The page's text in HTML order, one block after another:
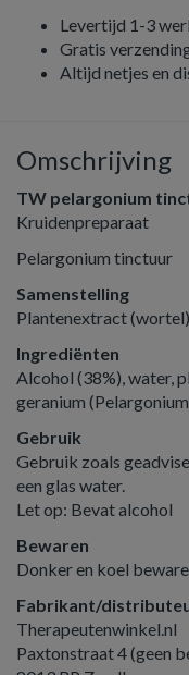
Levertijd 1-3
Gratis
Altijd netjes en
Omschrijving
TW pelargonium
Kruidenpreparaat
Pelargonium tinctuur
Samenstelling
Plantenextract
Ingrediënten
Alcohol (38%), water,
geranium
Gebruik
Gebruik zoals
een glas water.
Let op: Bevat alcohol
Bewaren
Donker en koel
Fabrikant/
Therapeutenwinkel.nl
Paxtonstraat 4 (geen